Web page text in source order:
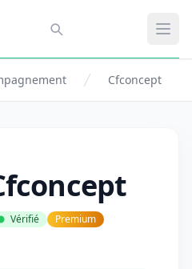
Cfconcept
Vérifié Premium